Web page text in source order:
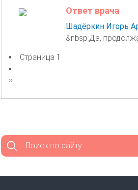
Ответ врача
Шадёркин Игорь
&nbsp;Да,
Нумерация
страниц
Страница 1
Следующая
››
Поиск по сайту